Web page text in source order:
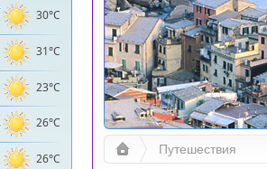
30°C
31°C
23°C
26°C
26°C
Путешествия